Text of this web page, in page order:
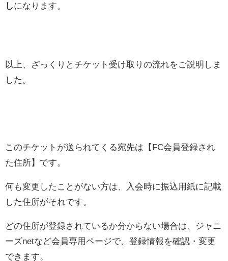
しになります。
以上、ざっくりとチケット受け取りの流れをご説明しま
した。
このチケットが送られてくる宛先は【FC会員登録され
た住所】です。
何も変更したことがない方は、入会時に振込用紙に記載
した住所がそれです。
どの住所が登録されているか分からない場合は、ジャニ
ーズnetなど会員専用ページで、登録情報を確認・変更
できます。